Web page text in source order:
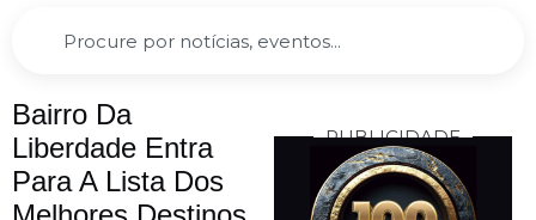
Bairro Da
Liberdade Entra
Para A Lista Dos
PUBLICIDADE